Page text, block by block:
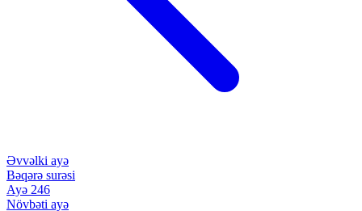
Əvvəlki ayə
Bəqərə surəsi
Ayə 246
Növbəti ayə